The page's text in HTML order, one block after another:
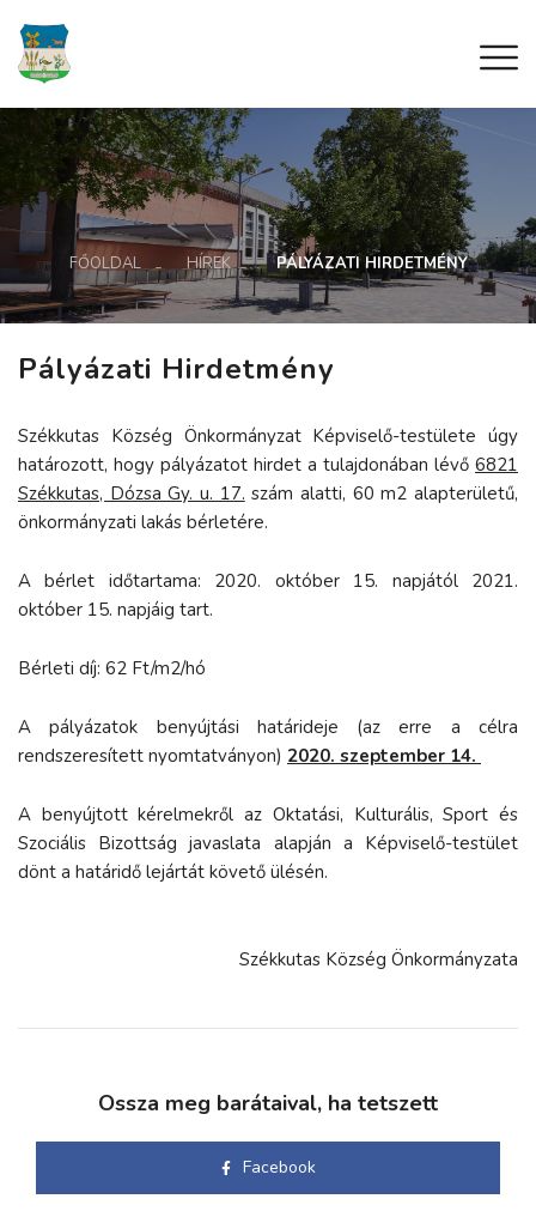
FŐOLDAL HÍREK PÁLYÁZATI HIRDETMÉNY
Pályázati Hirdetmény
Székkutas Község Önkormányzat Képviselő-testülete úgy
határozott, hogy pályázatot hirdet a tulajdonában lévő 6821
Székkutas, Dózsa Gy. u. 17. szám alatti, 60 m2 alapterületű,
önkormányzati lakás bérletére.
A bérlet időtartama: 2020. október 15. napjától 2021.
október 15. napjáig tart.
Bérleti díj: 62 Ft/m2/hó
A pályázatok benyújtási határideje (az erre a célra
rendszeresített nyomtatványon) 2020. szeptember 14.
A benyújtott kérelmekről az Oktatási, Kulturális, Sport és
Szociális Bizottság javaslata alapján a Képviselő-testület
dönt a határidő lejártát követő ülésén.
Székkutas Község Önkormányzata
Ossza meg barátaival, ha tetszett
Facebook